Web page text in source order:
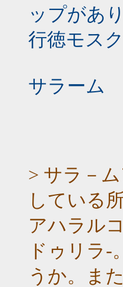
ップがあ
行徳モス
サラーム
> サラ－
している
アハラル
ドゥリラ-
うか。ま